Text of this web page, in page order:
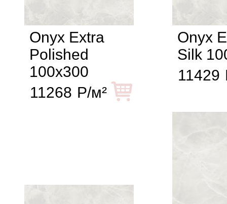
Onyx Extra
Polished
100x300
11268 Р/м²
Onyx
Silk
11429